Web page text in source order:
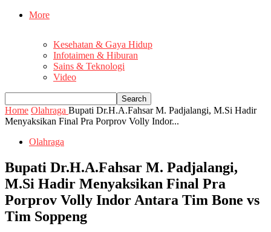
More
Kesehatan & Gaya Hidup
Infotaimen & Hiburan
Sains & Teknologi
Video
Home Olahraga Bupati Dr.H.A.Fahsar M. Padjalangi, M.Si Hadir
Menyaksikan Final Pra Porprov Volly Indor...
Olahraga
Bupati Dr.H.A.Fahsar M. Padjalangi,
M.Si Hadir Menyaksikan Final Pra
Porprov Volly Indor Antara Tim Bone vs
Tim Soppeng